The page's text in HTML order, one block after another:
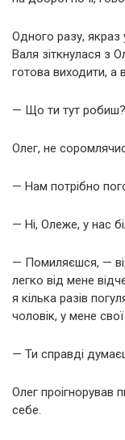
Одного разу, якраз
Валя зіткнулася з
готова виходити, а
— Що ти тут
Олег, не
— Нам потрібно
— Ні, Олеже, у нас
— Помиляєшся, —
легко від мене
я кілька разів
чоловік, у мене
— Ти справді
Олег проігнорував
себе.